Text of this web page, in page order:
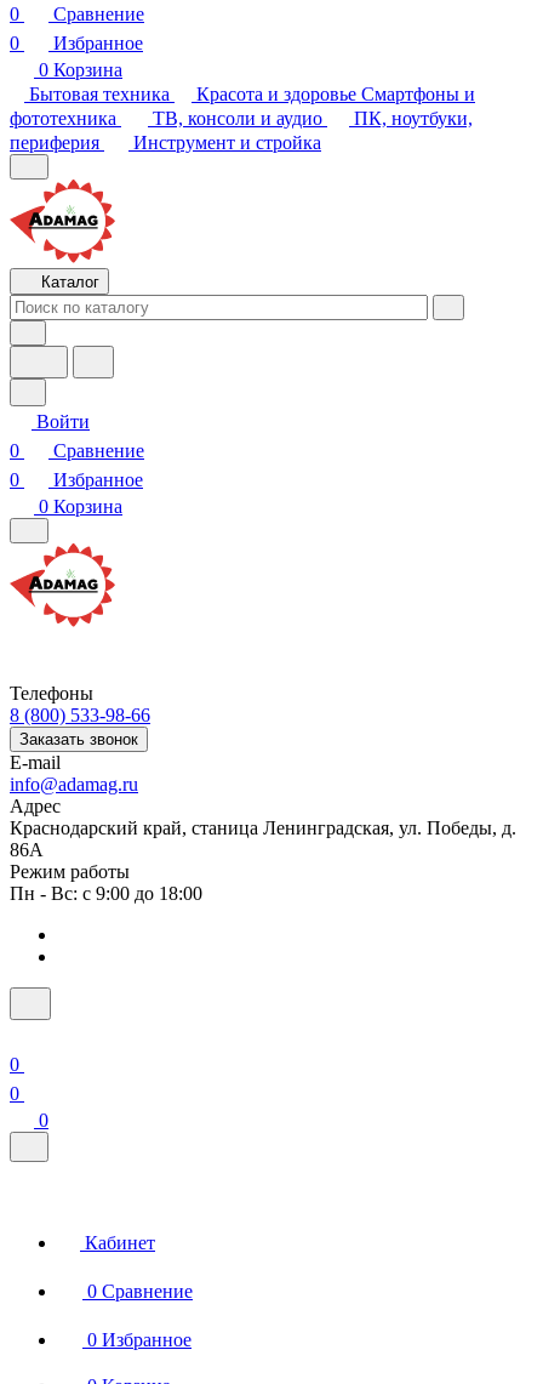
0
Избранное
Корзина
Бытовая техника
фототехника
ТВ, консоли и аудио
ПК, ноутбуки,
периферия
Инструмент и стройка
Каталог
Сравнение
0
Избранное
Корзина
8 (800) 533-98-66
Заказать звонок
E-mail
info@adamag.ru
Адрес
Краснодарский край, станица Ленинградская, ул. Победы, д.
86А
Режим работы
Пн - Вс: с 9:00 до 18:00
0
Избранное
0 Корзина